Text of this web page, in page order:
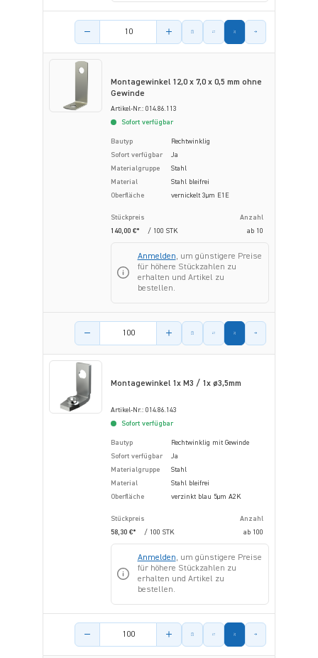
Menge des Artikels
Montagewinkel 12,0 x 7,0 x 0,5 mm ohne
Gewinde
Artikel-Nr.: 014.86.113
Sofort verfügbar
Bautyp
Rechtwinklig
Sofort verfügbar
Ja
Materialgruppe
Stahl
Material
Stahl bleifrei
Oberfläche
vernickelt 3µm E1E
Stückpreis
Anzahl
140,00 €*
/ 100 STK ab 10
Anmelden, um günstigere Preise
für höhere Stückzahlen zu
erhalten und Artikel zu
bestellen.
Menge des Artikels
Montagewinkel 1x M3 / 1x ø3,5mm
Artikel-Nr.: 014.86.143
Sofort verfügbar
Bautyp
Rechtwinklig mit Gewinde
Sofort verfügbar
Ja
Materialgruppe
Stahl
Material
Stahl bleifrei
Oberfläche
verzinkt blau 5µm A2K
Stückpreis
Anzahl
58,30 €*
/ 100 STK ab 100
Anmelden, um günstigere Preise
für höhere Stückzahlen zu
erhalten und Artikel zu
bestellen.
Menge des Artikels